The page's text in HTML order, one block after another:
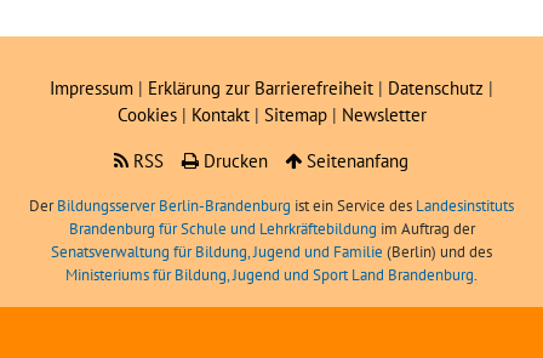
Impressum | Erklärung zur Barrierefreiheit | Datenschutz |
Cookies| Kontakt | Sitemap| Newsletter
RSS
Drucken Seitenanfang
DerBildungsserver Berlin-Brandenburg ist ein Service des Landesinstituts
Brandenburg für Schule und Lehrkräftebildung im Auftrag der
Senatsverwaltung für Bildung, Jugend und Familie (Berlin) und des
Ministeriums für Bildung, Jugend und Sport Land Brandenburg.